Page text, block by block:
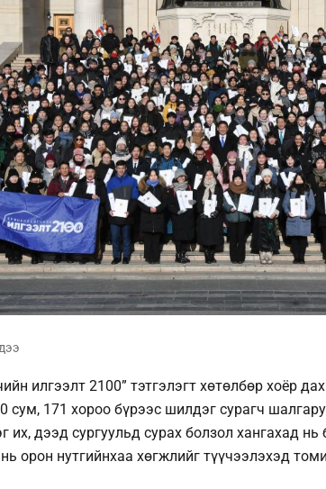
илгээлт 2100” тэтгэлэгт хөтөлбөр хоёр
сум, 171 хороо бүрээс шилдэг сурагч
их, дээд сургуульд сурах болзол хангахад
орон нутгийнхаа хөгжлийг түүчээлэхэд